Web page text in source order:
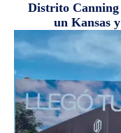
Distrito
un Kansas